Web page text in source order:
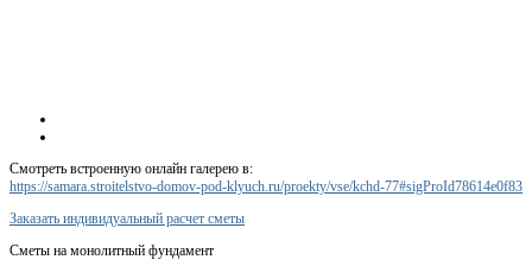
Смотреть встроенную онлайн галерею в:
https://samara.stroitelstvo-domov-pod-klyuch.ru/proekty/vse/kchd-77#sigProId78614e0f83
Заказать индивидуальный расчет сметы
Сметы на монолитный фундамент